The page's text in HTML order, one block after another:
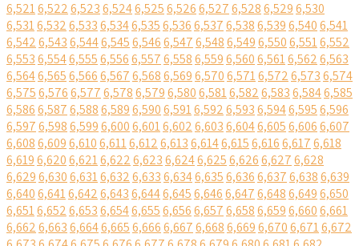
6,5216,5226,5236,5246,5256,5266,5276,5286,5296,530
6,5316,5326,5336,5346,5356,5366,5376,5386,5396,5406,541
6,5426,5436,5446,5456,5466,5476,5486,5496,5506,5516,552
6,5536,5546,5556,5566,5576,5586,5596,5606,5616,5626,563
6,5646,5656,5666,5676,5686,5696,5706,5716,5726,5736,574
6,5756,5766,5776,5786,5796,5806,5816,5826,5836,5846,585
6,5866,5876,5886,5896,5906,5916,5926,5936,5946,5956,596
6,5976,5986,5996,6006,6016,6026,6036,6046,6056,6066,607
6,6086,6096,6106,6116,6126,6136,6146,6156,6166,6176,618
6,6196,6206,6216,6226,6236,6246,6256,6266,6276,628
6,6296,6306,6316,6326,6336,6346,6356,6366,6376,6386,639
6,6406,6416,6426,6436,6446,6456,6466,6476,6486,6496,650
6,6516,6526,6536,6546,6556,6566,6576,6586,6596,6606,661
6,6626,6636,6646,6656,6666,6676,6686,6696,6706,6716,672